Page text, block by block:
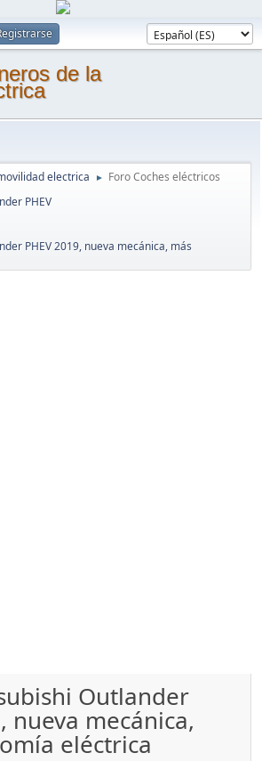
electrica ► Foro Coches eléctricos
PHEV
PHEV 2019, nueva mecánica, más
Outlander
nueva mecánica,
eléctrica